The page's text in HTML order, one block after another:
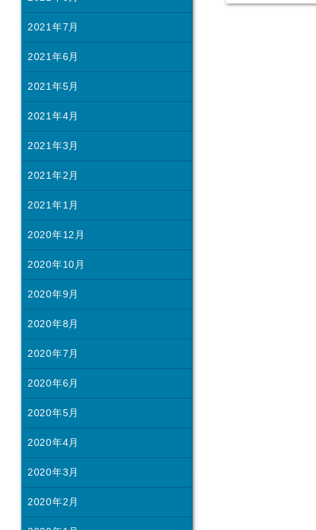
2021年7月
2021年6月
2021年5月
2021年4月
2021年3月
2021年2月
2021年1月
2020年12月
2020年10月
2020年9月
2020年8月
2020年7月
2020年6月
2020年5月
2020年4月
2020年3月
2020年2月